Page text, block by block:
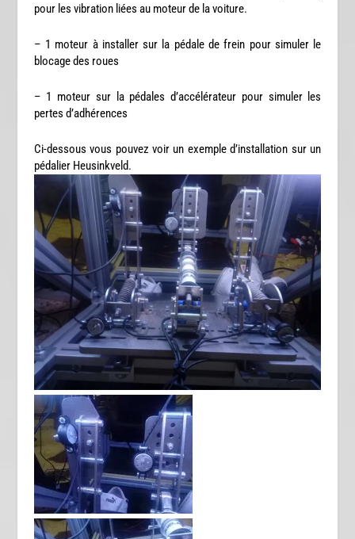
pour les vibration liées au moteur de la voiture.
– 1 moteur à installer sur la pédale de frein pour simuler le
blocage des roues
– 1 moteur sur la pédales d’accélérateur pour simuler les
pertes d’adhérences
Ci-dessous vous pouvez voir un exemple d’installation sur un
pédalier Heusinkveld.